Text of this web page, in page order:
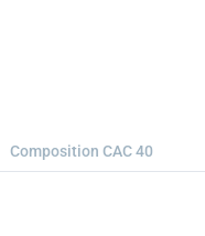
Composition CAC 40